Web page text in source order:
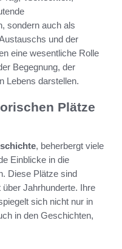
sondern auch als
und der
eine wesentliche Rolle
Begegnung, der
Lebens darstellen.
Plätze
, beherbergt viele
Einblicke in die
Diese Plätze sind
Jahrhunderte. Ihre
sich nicht nur in
in den Geschichten,